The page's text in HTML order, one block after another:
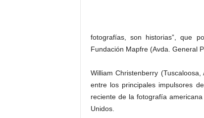
fotografías, son historias”, que
Fundación Mapfre (Avda. General
William Christenberry
entre los principales impulsores
reciente de la fotografía
Unidos.